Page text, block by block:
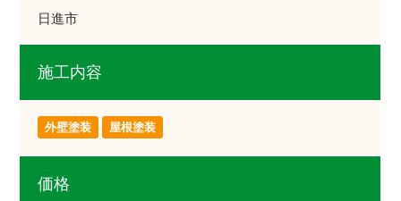
日進市
施工内容
外壁塗装 屋根塗装
価格